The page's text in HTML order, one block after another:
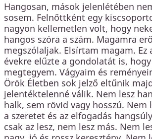
Hangosan, mások jelenlétében
sosem. Felnőttként egy
nagyon kellemetlen volt, hogy
hangos szóra a szám. Magamra
megszólaljak. Elsírtam magam. Ez
évekre elűzte a gondolatát is,
megtegyem. Vágyaim és
Örök Életben sok jelző eltűnik
jelentéktelenné válik. Nem lesz
halk, sem rövid vagy hosszú. Nem
a szeretet és az elfogadás
csak az lesz, nem lesz más. Nem